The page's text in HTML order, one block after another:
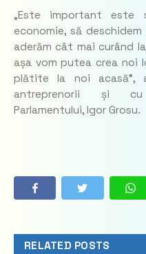
„Este important este
economie, să
aderăm cât mai curând
așa vom putea crea noi
plătite la noi acasă”,
antreprenorii și cu
Parlamentului, Igor Grosu.
RELATED POSTS